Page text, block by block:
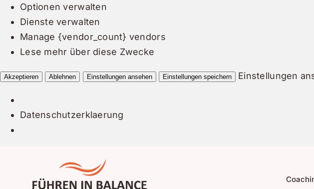
Optionen verwalten
Dienste verwalten
Manage {vendor_count} vendors
Lese mehr über diese Zwecke
Akzeptieren Ablehnen Einstellungen ansehen Einstellungen speichern Einstellungen
Datenschutzerklaerung
springen